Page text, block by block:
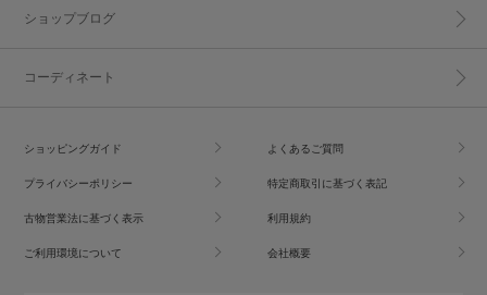
ショップブログ
コーディネート
ショッピングガイド よくあるご質問
プライバシーポリシー 特定商取引に基づく表記
古物営業法に基づく表示 利用規約
ご利用環境について 会社概要